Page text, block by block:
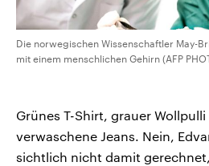
Die norwegischen Wissenschaftler May-
mit einem menschlichen Gehirn (AFP
Grünes T-Shirt, grauer
verwaschene Jeans. Nein,
sichtlich nicht damit